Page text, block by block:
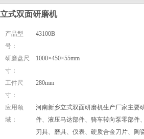
立式双面研磨机
产品型
号：
43100B
研磨盘尺
寸：
1000×450×55mm
工件尺
寸：
280mm
应用领
域：
河南新乡立式双面研磨机生产厂家主要
件、液压马达部件、骑车转向泵零部件
刃具、磨具、仪表、硬质合金刀片、陶